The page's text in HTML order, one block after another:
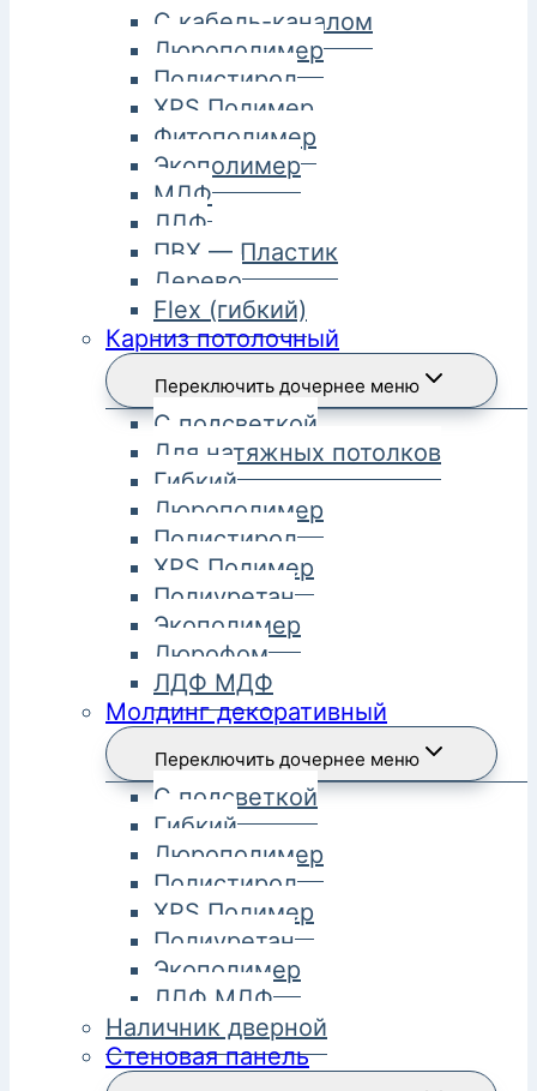
С кабель-каналом
Дюрополимер
Полистирол
XPS Полимер
Фитополимер
Экополимер
МДФ
ЛДФ
ПВХ — Пластик
Дерево
Flex (гибкий)
Карниз потолочный
Переключить дочернее меню
С подсветкой
Для натяжных потолков
Гибкий
Дюрополимер
Полистирол
XPS Полимер
Полиуретан
Экополимер
Дюрофом
ЛДФ МДФ
Молдинг декоративный
Переключить дочернее меню
С подсветкой
Гибкий
Дюрополимер
Полистирол
XPS Полимер
Полиуретан
Экополимер
ЛДФ МДФ
Наличник дверной
Стеновая панель